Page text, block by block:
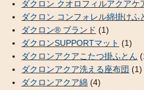
ダクロン クオロフィルアクアケ
ダクロン コンフォレル綿掛けふ
ダクロン® ブランド (1)
ダクロンSUPPORTマット (1)
ダクロンアクアこたつ掛ふとん
ダクロンアクア洗える座布団 (1)
ダクロンアクア綿 (4)